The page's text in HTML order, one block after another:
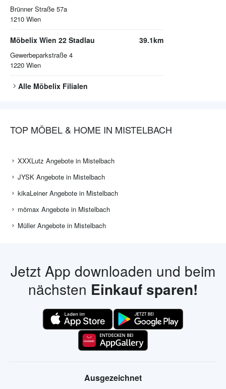
Brünner Straße 57a
1210 Wien
Möbelix Wien 22 Stadlau
Gewerbeparkstraße 4
1220 Wien
39.1km
Alle Möbelix Filialen
TOP MÖBEL & HOME IN MISTELBACH
XXXLutz Angebote in Mistelbach
JYSK Angebote in Mistelbach
kikaLeiner Angebote in Mistelbach
mömax Angebote in Mistelbach
Müller Angebote in Mistelbach
Jetzt App downloaden und beim
nächsten Einkauf sparen!
Ausgezeichnet